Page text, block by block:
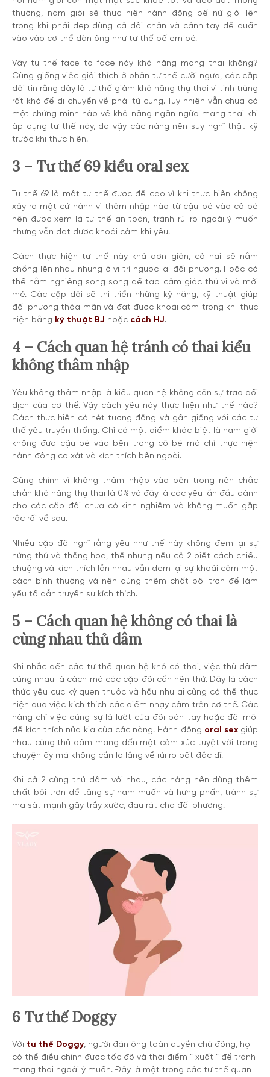
thường, nam giới sẽ thực hiện hành động bế nữ giới lên
trong khi phái đẹp dùng cả đôi chân và cánh tay để quấn
vào vào cơ thể đàn ông như tư thế bế em bé.
Vậy tư thế face to face này khả năng mang thai không?
Cùng giống việc giải thích ở phần tư thế cưỡi ngựa, các cặp
đôi tin rằng đây là tư thế giảm khả năng thụ thai vì tinh trùng
rất khó để di chuyển về phái tử cung. Tuy nhiên vẫn chưa có
một chứng minh nào về khả năng ngăn ngừa mang thai khi
áp dụng tư thế này, do vậy các nàng nên suy nghĩ thật kỹ
trước khi thực hiện.
3 – Tư thế 69 kiểu oral sex
Tư thế 69 là một tư thế được đề cao vì khi thực hiện không
xảy ra một cứ hành vì thâm nhập nào từ cậu bé vào cô bé
nên được xem là tư thế an toàn, tránh rủi ro ngoài ý muốn
nhưng vẫn đạt được khoái cảm khi yêu.
Cách thực hiện tư thế này khá đơn giản, cả hai sẽ nằm
chồng lên nhau nhưng ở vị trí ngược lại đối phương. Hoặc có
thể nằm nghiêng song song để tạo cảm giác thú vị và mới
mẻ. Các cặp đôi sẽ thi triển những kỹ năng, kỹ thuật giúp
đối phương thỏa mãn và đạt được khoái cảm trong khi thực
hiện bằng kỹ thuật BJ hoặc cách HJ.
4 – Cách quan hệ tránh có thai kiểu
không thâm nhập
Yêu không thâm nhập là kiểu quan hệ không cần sự trao đổi
dịch của cơ thể. Vậy cách yêu này thực hiện như thế nào?
Cách thực hiện có nét tương đồng và gần giống với các tư
thế yêu truyền thống. Chỉ có một điểm khác biệt là nam giới
không đưa cậu bé vào bên trong cô bé mà chỉ thực hiện
hành động cọ xát và kích thích bên ngoài.
Cũng chính vì không thâm nhập vào bên trong nên chắc
chắn khả năng thụ thai là 0% và đây là các yêu lần đầu dành
cho các cặp đôi chưa có kinh nghiệm và không muốn gặp
rắc rối về sau.
Nhiều cặp đôi nghĩ rằng yêu như thế này không đem lại sự
hứng thú và thăng hoa, thế nhưng nếu cả 2 biết cách chiều
chuộng và kích thích lẫn nhau vẫn đem lại sự khoái cảm một
cách bình thường và nên dùng thêm chất bôi trơn để làm
yếu tố dẫn truyền sự kích thích.
5 – Cách quan hệ không có thai là
cùng nhau thủ dâm
Khi nhắc đến các tư thế quan hệ khó có thai, việc thủ dâm
cùng nhau là cách mà các cặp đôi cần nên thử. Đây là cách
thức yêu cực kỳ quen thuộc và hầu như ai cũng có thể thực
hiện qua việc kích thích các điểm nhạy cảm trên cơ thể. Các
nàng chỉ việc dùng sự lả lướt của đôi bàn tay hoặc đôi môi
để kích thích nửa kia của các nàng. Hành động oral sexgiúp
nhau cùng thủ dâm mang đến một cảm xúc tuyệt vời trong
chuyện ấy mà không cần lo lắng về rủi ro bất đắc dĩ.
Khi cả 2 cùng thủ dâm với nhau, các nàng nên dùng thêm
chất bôi trơn để tăng sự ham muốn và hưng phấn, tránh sự
ma sát mạnh gây trầy xước, đau rát cho đối phương.
6 Tư thế Doggy
Với tư thế Doggy, người đàn ông toàn quyền chủ đông, họ
có thể điều chỉnh được tốc độ và thời điểm ” xuất ” để tránh
mang thai ngoài ý muốn. Đây là một trong các tư thế quan